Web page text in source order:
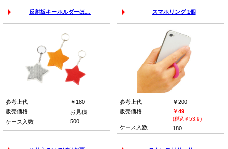
反射板キーホルダーほ…
参考上代
￥180
販売価格
お見積
ケース入数
500
スマホリング 1個
参考上代
￥200
販売価格
￥49
(税込￥53.9)
ケース入数 180